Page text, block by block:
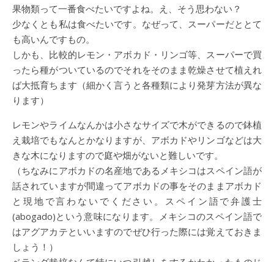
果物類って一番食べたいですよね。え、そう思わない？
少なくとも私は食べたいです。なぜって、スーパーだととて
も高いんですもの。
しかも、比較的レモン・アボカド・リンゴ等、スーパーで買
ったら種がついているのでそれをそのまま乾燥させて植えれ
ば大抵育ちます（細かく言うと各種類により発芽方法が異な
ります）
レモンやライムなんかは小さなサイズで木ができるので鉢植
え栽培でもなんとかなりますが、アボカドやリンゴなどは大
きな木になりますので庭や畑がないと難しいです。
（ちなみにアボカドの名産地であるメキシコはスペイン語が
話されていますが間違ってアボカドの事をそのままアボカド
と現地で言わないでください。スペイン語で弁護士
(abogado)という意味になります。メキシコのスペイン語で
はアグアカテといいますのでぜひ行った際には覚えておきま
しょう！）